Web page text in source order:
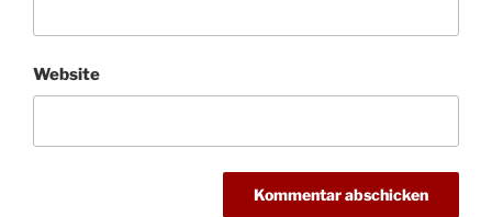
Website